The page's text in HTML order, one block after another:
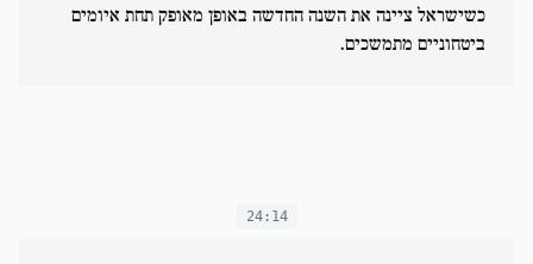
כשישראל ציינה את השנה החדשה באופן מאופק תחת איומים
ביטחוניים מתמשכים.
24:14